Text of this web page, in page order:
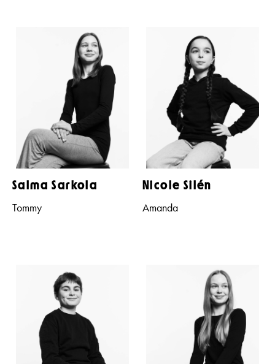
Salma Sarkola
Tommy
Nicole Silén
Amanda